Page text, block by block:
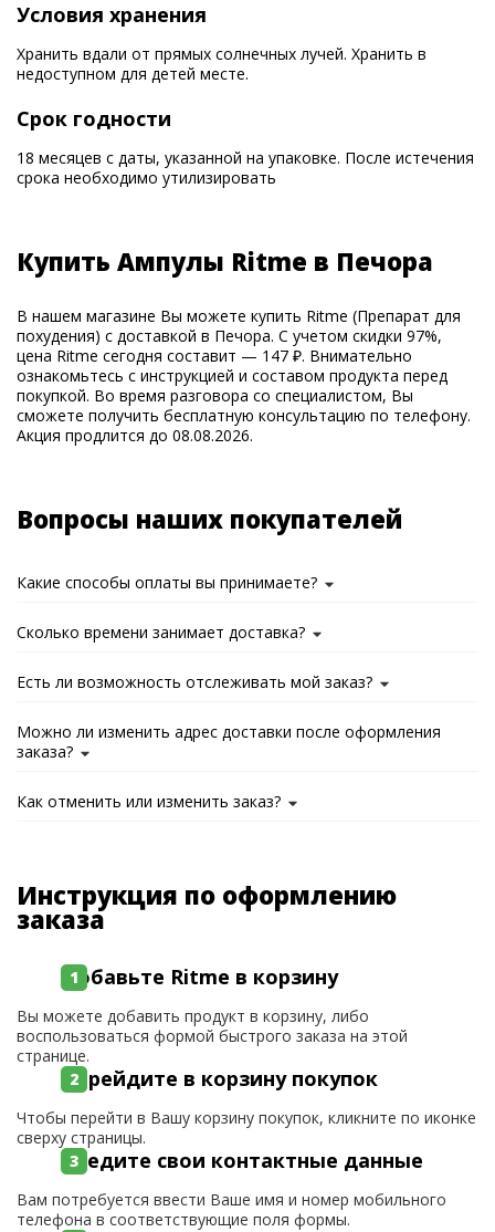
Условия хранения
Хранить вдали от прямых солнечных лучей. Хранить в
недоступном для детей месте.
Срок годности
18 месяцев с даты, указанной на упаковке. После истечения
срока необходимо утилизировать
Купить Ампулы Ritme в Печора
В нашем магазине Вы можете купить Ritme (Препарат для
похудения) с доставкой в Печора. С учетом скидки 97%,
цена Ritme сегодня составит — 147 ₽. Внимательно
ознакомьтесь с инструкцией и составом продукта перед
покупкой. Во время разговора со специалистом, Вы
сможете получить бесплатную консультацию по телефону.
Акция продлится до 08.08.2026.
Вопросы наших покупателей
Какие способы оплаты вы принимаете?
Сколько времени занимает доставка?
Есть ли возможность отслеживать мой заказ?
Можно ли изменить адрес доставки после оформления
заказа?
Как отменить или изменить заказ?
Инструкция по оформлению
заказа
Добавьте Ritme в корзину
Вы можете добавить продукт в корзину, либо
воспользоваться формой быстрого заказа на этой
странице.
Перейдите в корзину покупок
Чтобы перейти в Вашу корзину покупок, кликните по иконке
сверху страницы.
Введите свои контактные данные
Вам потребуется ввести Ваше имя и номер мобильного
телефона в соответствующие поля формы.